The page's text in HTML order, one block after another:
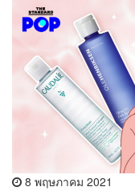
8 พฤษภาคม 2021